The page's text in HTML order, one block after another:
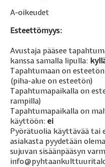
A-oikeudet
Esteettömyys:
Avustaja pääsee
kanssa samalla lipulla:
Tapahtumaan on
(piha-alue on esteetön)
Tapahtumapaikalla on
rampilla)
Tapahtumapaikalla on
käyttöön: ei
Pyörätuolia käyttävää tai
asiakasta pyydetään
sujuvan sisäänpääsyn